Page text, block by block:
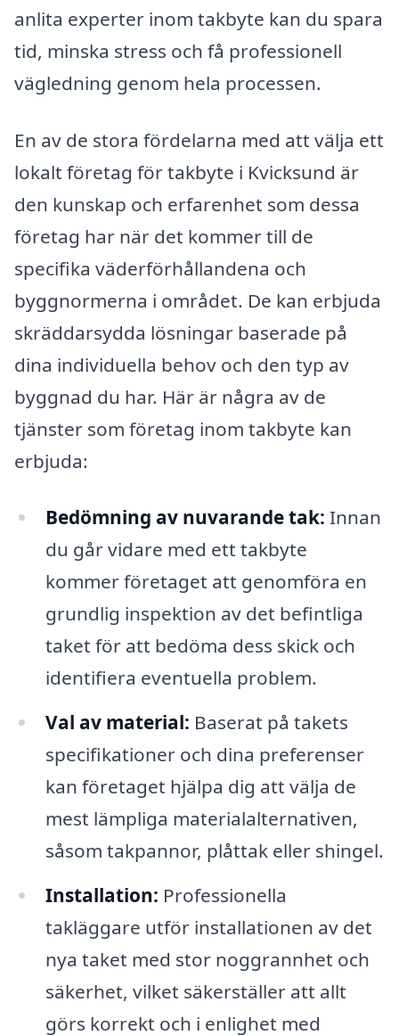
anlita experter inom takbyte kan du spara
tid, minska stress och få professionell
vägledning genom hela processen.
En av de stora fördelarna med att välja ett
lokalt företag för takbyte i Kvicksund är
den kunskap och erfarenhet som dessa
företag har när det kommer till de
specifika väderförhållandena och
byggnormerna i området. De kan erbjuda
skräddarsydda lösningar baserade på
dina individuella behov och den typ av
byggnad du har. Här är några av de
tjänster som företag inom takbyte kan
erbjuda:
Bedömning av nuvarande tak: Innan
du går vidare med ett takbyte
kommer företaget att genomföra en
grundlig inspektion av det befintliga
taket för att bedöma dess skick och
identifiera eventuella problem.
Val av material: Baserat på takets
specifikationer och dina preferenser
kan företaget hjälpa dig att välja de
mest lämpliga materialalternativen,
såsom takpannor, plåttak eller shingel.
Installation: Professionella
takläggare utför installationen av det
nya taket med stor noggrannhet och
säkerhet, vilket säkerställer att allt
görs korrekt och i enlighet med